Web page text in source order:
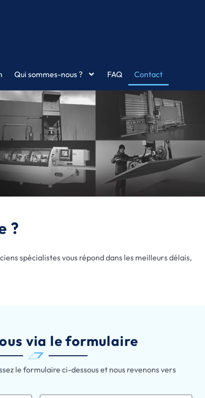
Qui sommes-nous ? FAQ Contact
?
spécialistes vous répond dans les meilleurs délais,
via le formulaire
le formulaire ci-dessous et nous revenons vers